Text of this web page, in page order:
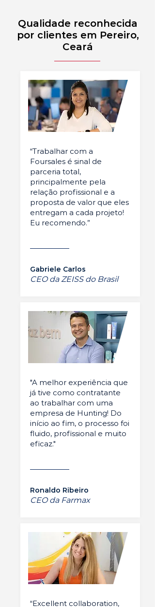
Qualidade reconhecida
por clientes em Pereiro,
Ceará
“Trabalhar com a
Foursales é sinal de
parceria total,
principalmente pela
relação profissional e a
proposta de valor que eles
entregam a cada projeto!
Eu recomendo.”
Gabriele Carlos
CEO da ZEISS do Brasil
"A melhor experiência que
já tive como contratante
ao trabalhar com uma
empresa de Hunting! Do
início ao fim, o processo foi
fluido, profissional e muito
eficaz."
Ronaldo Ribeiro
CEO da Farmax
“Excellent collaboration,